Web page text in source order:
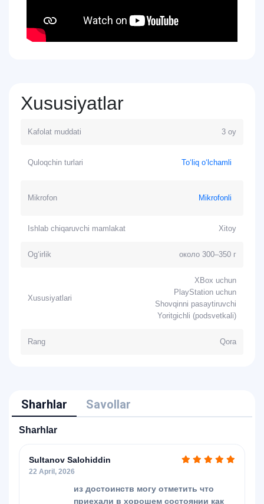
Xususiyatlar
Kafolat muddati 3 oy
Quloqchin turlari To‘liq o‘lchamli
Mikrofon Mikrofonli
Ishlab chiqaruvchi mamlakat Xitoy
Og‘irlik около 300–350 г
Xususiyatlari
XBox uchun
PlayStation uchun
Shovqinni pasaytiruvchi
Yoritgichli (podsvetkali)
Rang Qora
Sharhlar Savollar
Sharhlar
Sultanov Salohiddin
22 April, 2026
из достоинств могу отметить что
приехали в хорошем состоянии как